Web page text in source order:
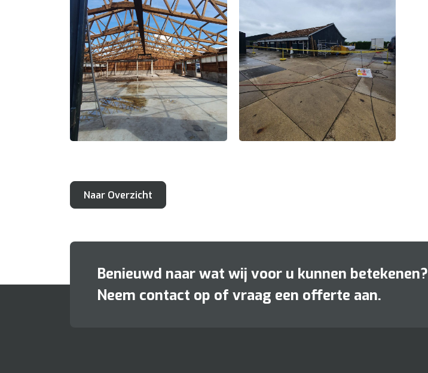
Naar Overzicht
Benieuwd naar wat wij voor u kunnen betekenen?
Neem contact op of vraag een offerte aan.